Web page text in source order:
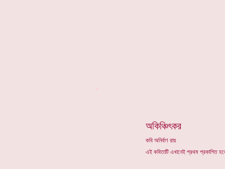
অকিঞ্চিৎকর
কবি অনির্বাণ রায়
এই কবিতাটি এখানেই প্রথম প্রকাশিত